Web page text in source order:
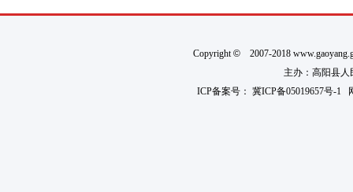
Copyright©2007-2018
主办：高阳县人
ICP备案号： 冀ICP备05019657号-1网